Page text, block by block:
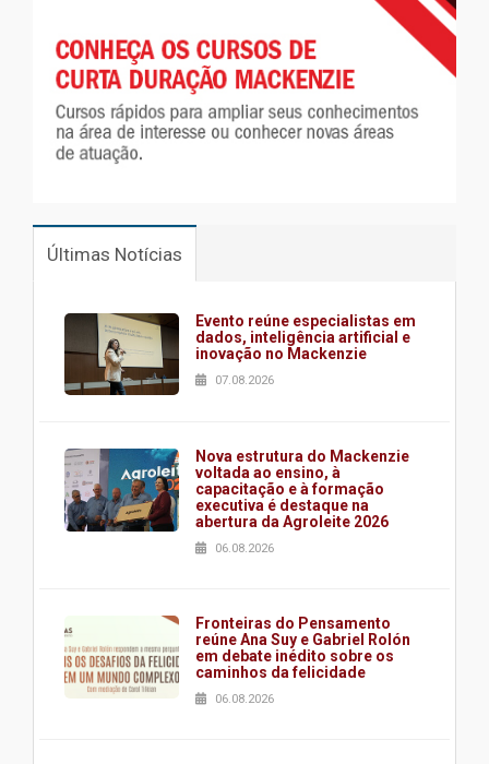
Últimas Notícias
Evento reúne especialistas em
dados, inteligência artificial e
inovação no Mackenzie
07.08.2026
Nova estrutura do Mackenzie
voltada ao ensino, à
capacitação e à formação
executiva é destaque na
abertura da Agroleite 2026
06.08.2026
Fronteiras do Pensamento
reúne Ana Suy e Gabriel Rolón
em debate inédito sobre os
caminhos da felicidade
06.08.2026